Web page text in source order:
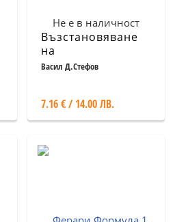
Не е в наличност
Възстановяване
на
катастрофирали
Васил Д.Стефов
7.16 € / 14.00 ЛВ.